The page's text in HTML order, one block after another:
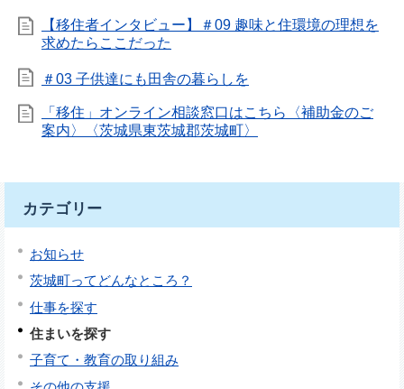
【移住者インタビュー】＃09 趣味と住環境の理想を
求めたらここだった
＃03 子供達にも田舎の暮らしを
「移住」オンライン相談窓口はこちら〈補助金のご
案内〉〈茨城県東茨城郡茨城町〉
カテゴリー
お知らせ
茨城町ってどんなところ？
仕事を探す
住まいを探す
子育て・教育の取り組み